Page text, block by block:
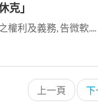
克」
利及義務, 告微軟....
上一頁 下